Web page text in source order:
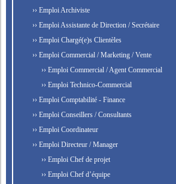
›› Emploi Archiviste
›› Emploi Assistante de Direction / Secrétaire
›› Emploi Chargé(e)s Clientèles
›› Emploi Commercial / Marketing / Vente
›› Emploi Commercial / Agent Commercial
›› Emploi Technico-Commercial
›› Emploi Comptabilité - Finance
›› Emploi Conseillers / Consultants
›› Emploi Coordinateur
›› Emploi Directeur / Manager
›› Emploi Chef de projet
›› Emploi Chef d’équipe